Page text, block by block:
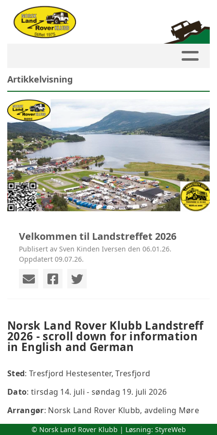
Artikkelvisning
Velkommen til Landstreffet 2026
Publisert av Sven Kinden Iversen den 06.01.26.
Oppdatert 09.07.26.
Norsk Land Rover Klubb Landstreff
2026 - scroll down for information
in English and German
Sted: Tresfjord Hestesenter, Tresfjord
Dato: tirsdag 14. juli - søndag 19. juli 2026
Arrangør: Norsk Land Rover Klubb, avdeling Møre
Hva er NLRK Landstreff?
© Norsk Land Rover Klubb | Løsning: StyreWeb